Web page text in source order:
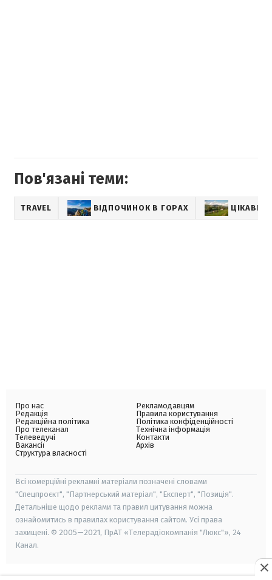
Пов'язані теми:
TRAVEL ВІДПОЧИНОК В ГОРАХ ЦІКАВІ
Про нас
Редакція
Редакційна політика
Про телеканал
Телеведучі
Вакансії
Структура власності
Рекламодавцям
Правила користування
Політика конфіденційності
Технічна інформація
Контакти
Архів
Всі комерційні рекламні матеріали позначені словами
"Спецпроєкт", "Партнерський матеріал", "Експерт", "Позиція".
Детальніше щодо реклами та правил цитування можна
ознайомитись в правилах користування сайтом. Усі права
захищені. © 2005—2021, ПрАТ «Телерадіокомпанія "Люкс"», 24
Канал.